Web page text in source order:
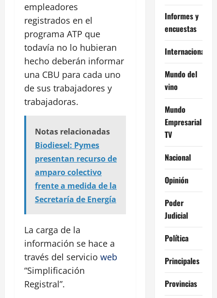
empleadores
registrados en el
programa ATP que
todavía no lo hubieran
hecho deberán informar
una CBU para cada uno
de sus trabajadores y
trabajadoras.
Notas relacionadas
Biodiesel: Pymes
presentan recurso de
amparo colectivo
frente a medida de la
Secretaría de Energía
La carga de la
información se hace a
través del servicio web
“Simplificación
Registral”.
Informes y
encuestas
Internacional
Mundo del
vino
Mundo
Empresarial
TV
Nacional
Opinión
Poder
Judicial
Política
Principales
Provincias